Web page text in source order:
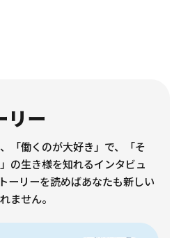
リー
「働くのが大好き」で、「そ
の生き様を知れるインタビュ
ーリーを読めばあなたも新しい
ません。